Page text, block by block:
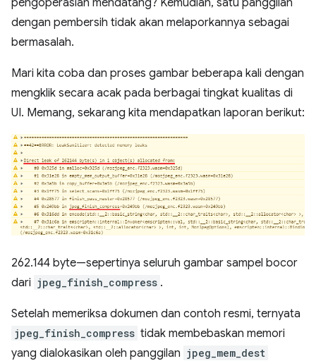
pengoperasian mendatang? Kemudian, satu panggilan
dengan pembersih tidak akan melaporkannya sebagai
bermasalah.
Mari kita coba dan proses gambar beberapa kali dengan
mengklik secara acak pada berbagai tingkat kualitas di
UI. Memang, sekarang kita mendapatkan laporan berikut:
262.144 byte—sepertinya seluruh gambar sampel bocor
dari jpeg_finish_compress .
Setelah memeriksa dokumen dan contoh resmi, ternyata
jpeg_finish_compress tidak membebaskan memori
yang dialokasikan oleh panggilan jpeg_mem_dest